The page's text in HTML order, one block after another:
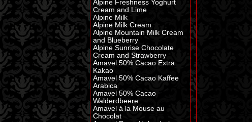
Alpine Freshness Yoghurt
Cream and Lime
Alpine Milk
Alpine Milk Cream
Alpine Mountain Milk Cream
and Blueberry
Alpine Sunrise Chocolate
Cream and Strawberry
Amavel 50% Cacao Extra
Kakao
Amavel 50% Cacao Kaffee
Arabica
Amavel 50% Cacao
Walderdbeere
Amavel á la Mouse au
Chocolat